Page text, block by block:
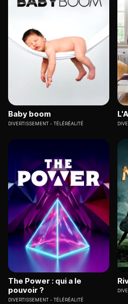
Baby boom
DIVERTISSEMENT TÉLÉRÉALITÉ
The Power : qui a le
pouvoir ?
DIVERTISSEMENT TÉLÉRÉALITÉ